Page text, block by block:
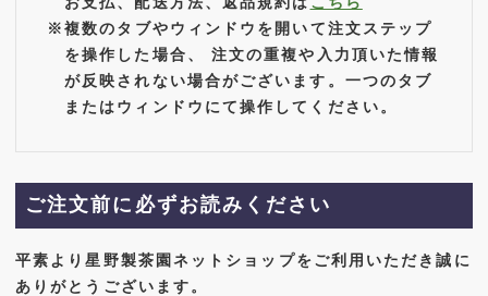
田詩子氏がデザインを手がけた特別パッケージの「星野さつ
き」です。
※６月～8月末までの限定販売です
2026.05.29
2026.05.27
予約順となります
※複数のタブやウィンドウを開いて注文ステップ
を操作した場合、 注文の重複や入力頂いた情報
が反映されない場合がございます。一つのタブ
またはウィンドウにて操作してください。
ご注文前に必ずお読みください
平素より星野製茶園ネットショップをご利用いただき誠に
ありがとうございます。